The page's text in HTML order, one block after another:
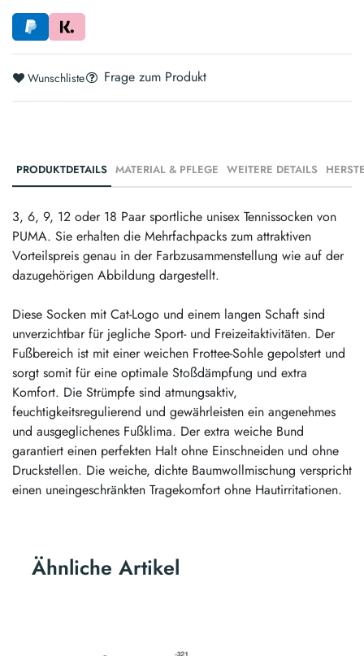
Wunschliste Frage zum Produkt
PRODUKTDETAILS MATERIAL & PFLEGE WEITERE DETAILS
3, 6, 9, 12 oder 18 Paar sportliche unisex Tennissocken von
PUMA. Sie erhalten die Mehrfachpacks zum attraktiven
Vorteilspreis genau in der Farbzusammenstellung wie auf der
dazugehörigen Abbildung dargestellt.
Diese Socken mit Cat-Logo und einem langen Schaft sind
unverzichtbar für jegliche Sport- und Freizeitaktivitäten. Der
Fußbereich ist mit einer weichen Frottee-Sohle gepolstert und
sorgt somit für eine optimale Stoßdämpfung und extra
Komfort. Die Strümpfe sind atmungsaktiv,
feuchtigkeitsregulierend und gewährleisten ein angenehmes
und ausgeglichenes Fußklima. Der extra weiche Bund
garantiert einen perfekten Halt ohne Einschneiden und ohne
Druckstellen. Die weiche, dichte Baumwollmischung verspricht
einen uneingeschränkten Tragekomfort ohne Hautirritationen.
Ähnliche Artikel